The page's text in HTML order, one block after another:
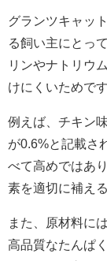
グランツキャッ
る飼い主にとっ
リンやナトリウ
けにくいためです
例えば、チキン
が0.6%と記載さ
べて高めではあ
素を適切に補え
また、原材料に
高品質なたんぱ